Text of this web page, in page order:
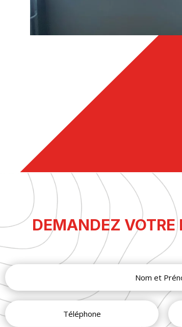
DEMANDEZ VOTRE